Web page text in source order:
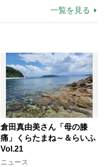
一覧を見る
倉田真由美さん「母の膝
痛」くらたまね～＆らいふ
Vol.21
ニュース